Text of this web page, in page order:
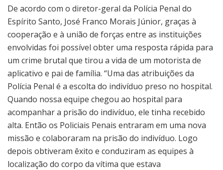
De acordo com o diretor-geral da Polícia Penal do
Espírito Santo, José Franco Morais Júnior, graças à
cooperação e à união de forças entre as instituições
envolvidas foi possível obter uma resposta rápida para
um crime brutal que tirou a vida de um motorista de
aplicativo e pai de família. “Uma das atribuições da
Polícia Penal é a escolta do indivíduo preso no hospital.
Quando nossa equipe chegou ao hospital para
acompanhar a prisão do indivíduo, ele tinha recebido
alta. Então os Policiais Penais entraram em uma nova
missão e colaboraram na prisão do indivíduo. Logo
depois obtiveram êxito e conduziram as equipes à
localização do corpo da vítima que estava